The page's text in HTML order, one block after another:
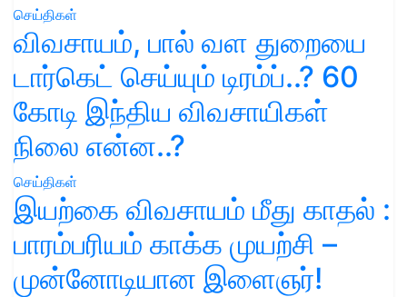
செய்திகள்
விவசாயம், பால் வள துறையை
டார்கெட் செய்யும் டிரம்ப்..? 60
கோடி இந்திய விவசாயிகள்
நிலை என்ன..?
செய்திகள்
இயற்கை விவசாயம் மீது காதல் :
பாரம்பரியம் காக்க முயற்சி –
முன்னோடியான இளைஞர்!